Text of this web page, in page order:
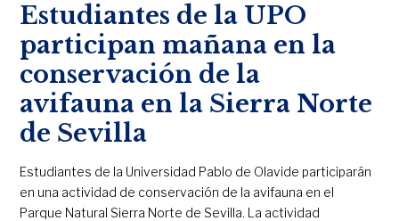
Estudiantes de la UPO
participan mañana en la
conservación de la
avifauna en la Sierra Norte
de Sevilla
Estudiantes de la Universidad Pablo de Olavide participarán
en una actividad de conservación de la avifauna en el
Parque Natural Sierra Norte de Sevilla. La actividad